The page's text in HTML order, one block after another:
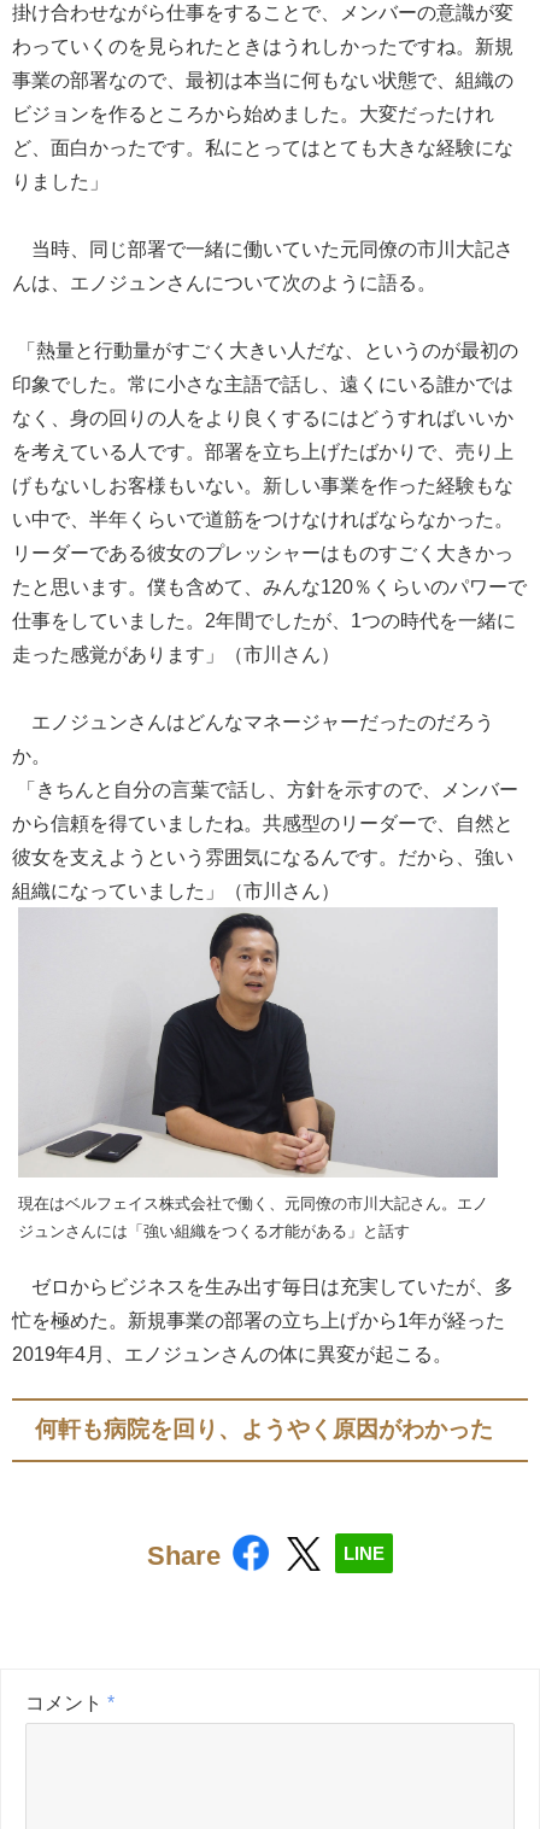
掛け合わせながら仕事をすることで、メンバーの意識が変
わっていくのを見られたときはうれしかったですね。新規
事業の部署なので、最初は本当に何もない状態で、組織の
ビジョンを作るところから始めました。大変だったけれ
ど、面白かったです。私にとってはとても大きな経験にな
りました」
当時、同じ部署で一緒に働いていた元同僚の市川大記さ
んは、エノジュンさんについて次のように語る。
「熱量と行動量がすごく大きい人だな、というのが最初の
印象でした。常に小さな主語で話し、遠くにいる誰かでは
なく、身の回りの人をより良くするにはどうすればいいか
を考えている人です。部署を立ち上げたばかりで、売り上
げもないしお客様もいない。新しい事業を作った経験もな
い中で、半年くらいで道筋をつけなければならなかった。
リーダーである彼女のプレッシャーはものすごく大きかっ
たと思います。僕も含めて、みんな120％くらいのパワーで
仕事をしていました。2年間でしたが、1つの時代を一緒に
走った感覚があります」（市川さん）
エノジュンさんはどんなマネージャーだったのだろう
か。
「きちんと自分の言葉で話し、方針を示すので、メンバー
から信頼を得ていましたね。共感型のリーダーで、自然と
彼女を支えようという雰囲気になるんです。だから、強い
組織になっていました」（市川さん）
現在はベルフェイス株式会社で働く、元同僚の市川大記さん。エノ
ジュンさんには「強い組織をつくる才能がある」と話す
ゼロからビジネスを生み出す毎日は充実していたが、多
忙を極めた。新規事業の部署の立ち上げから1年が経った
2019年4月、エノジュンさんの体に異変が起こる。
何軒も病院を回り、ようやく原因がわかった
Share LINE
コメント *